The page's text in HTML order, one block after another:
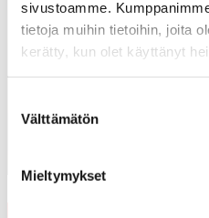
sivustoamme.
tietoja muihin tietoihin, joita
kerätty, kun olet käyttänyt
valinta
Välttämätön
Mieltymykset
Lue